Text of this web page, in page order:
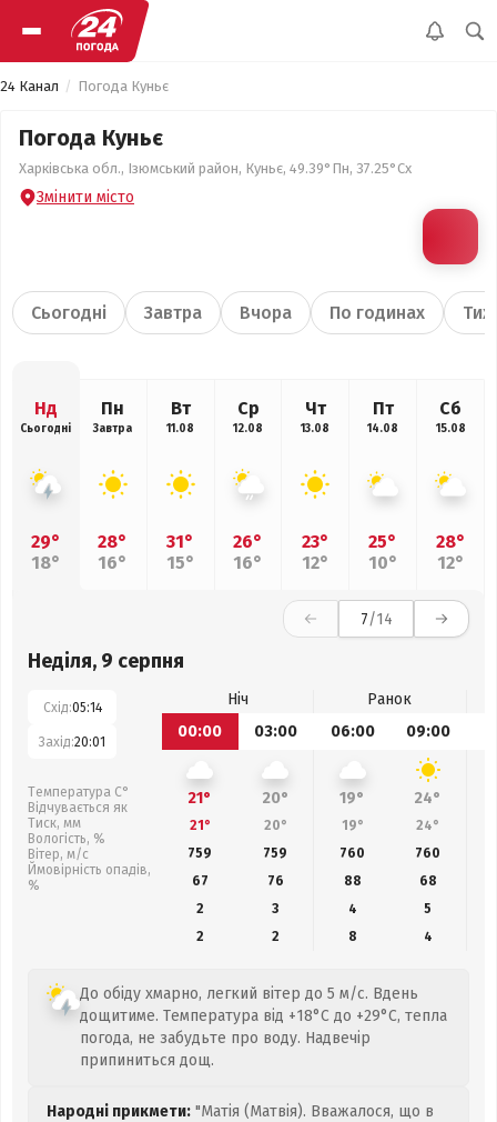
24 Канал Погода Куньє
Погода Куньє
Харківська обл., Ізюмський район, Куньє, 49.39°Пн, 37.25°Сх
Змінити місто
Сьогодні Завтра Вчора По годинах
Нд
Сьогодні
29°
18°
Пн
Завтра
28°
16°
Вт
11.08
31°
15°
Ср
12.08
26°
16°
Чт
13.08
23°
12°
Пт
14.08
25°
10°
Сб
15.08
28°
12°
7/14
Неділя, 9 серпня
Схід:05:14
Захід:20:01
Температура С°
Відчувається як
Тиск, мм
Вологість, %
Вітер, м/с
Ймовірність опадів,
%
Ніч
Ранок
00:00
03:00 06:00 09:00
21° 20° 19° 24°
21° 20° 19° 24°
759
759 760 760
67
76 88
68
2
3 4
5
2
2 8 4
До обіду хмарно, легкий вітер до 5 м/с. Вдень
дощитиме. Температура від +18°C до +29°C, тепла
погода, не забудьте про воду. Надвечір
припиниться дощ.
Народні прикмети: "Матія (Матвія). Вважалося, що в